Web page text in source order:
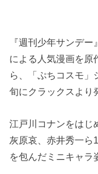
『週刊少年サンデ
による人気漫画を原
ら、「ぷちコスモ」
旬にクラックスより
江戸川コナンをはじ
灰原哀、赤井秀一ら
を包んだミニキャラ